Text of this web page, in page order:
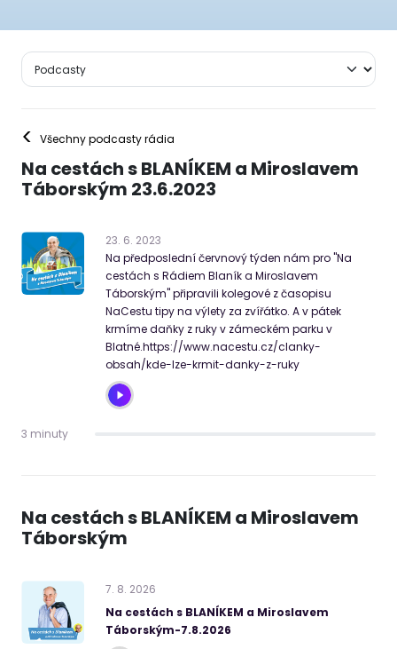
< Všechny podcasty rádia
Na cestách s BLANÍKEM a Miroslavem
Táborským 23.6.2023
23. 6. 2023
Na předposlední červnový týden nám pro "Na
cestách s Rádiem Blaník a Miroslavem
Táborským" připravili kolegové z časopisu
NaCestu tipy na výlety za zvířátko. A v pátek
krmíme daňky z ruky v zámeckém parku v
Blatné.https://www.nacestu.cz/clanky-
obsah/kde-lze-krmit-danky-z-ruky
3 minuty
Na cestách s BLANÍKEM a Miroslavem
Táborským
7. 8. 2026
Na cestách s BLANÍKEM a Miroslavem
Táborským-7.8.2026